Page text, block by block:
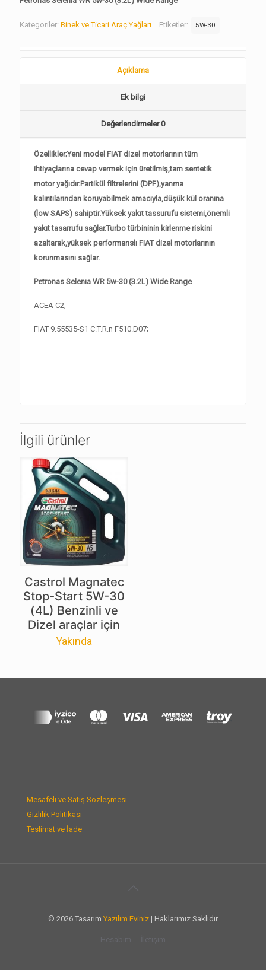
Kategoriler: Binek ve Ticari Araç Yağları Etiketler: 5W-30
Açıklama
Ek bilgi
Değerlendirmeler0
Özellikler;Yeni model FIAT dizel motorlarının tüm
ihtiyaçlarına cevap vermek için üretilmiş,tam sentetik
motor yağıdır.Partikül filtrelerini (DPF),yanma
kalıntılarından koruyabilmek amacıyla,düşük kül oranına
(low SAPS) sahiptir.Yüksek yakıt tassurufu sistemi,önemli
yakıt tasarrufu sağlar.Turbo türbininin kirlenme riskini
azaltarak,yüksek performanslı FIAT dizel motorlarının
korunmasını sağlar.
Petronas Selenıa WR 5w-30 (3.2L) Wide Range
ACEA C2;
FIAT 9.55535-S1 C.T.R.n F510.D07;
İlgili ürünler
Castrol Magnatec
Stop-Start 5W-30
(4L) Benzinli ve
Dizel araçlar için
Yakında
Mesafeli ve Satış Sözleşmesi
Gizlilik Politikası
Teslimat ve İade
© 2026 Tasarım Yazılım Eviniz | Haklarımız Saklıdır
Hesabım İletişim